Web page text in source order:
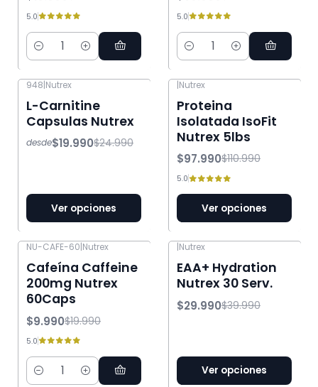
5.0
Cantidad
5.0
Cantidad
948|Nutrex
L-Carnitine
Capsulas Nutrex
desde$19.990$24.990
Ver opciones
|Nutrex
Proteina
Isolatada IsoFit
Nutrex 5lbs
$97.990$110.990
5.0
Ver opciones
NU-CAFE-60|Nutrex
Cafeína Caffeine
200mg Nutrex
60Caps
$9.990$19.990
5.0
Cantidad
|Nutrex
EAA+ Hydration
Nutrex 30 Serv.
$29.990$39.990
Ver opciones